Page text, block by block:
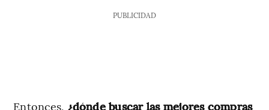
PUBLICIDAD
Entonces, ¿dónde buscar las mejores compras